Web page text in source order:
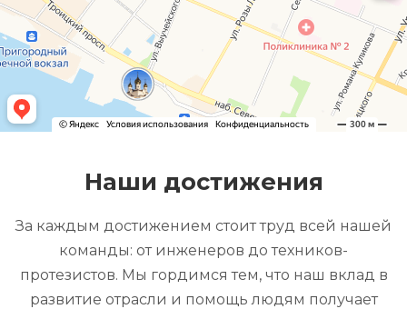
Наши достижения
За каждым достижением стоит труд всей нашей
команды: от инженеров до техников-
протезистов. Мы гордимся тем, что наш вклад в
развитие отрасли и помощь людям получает